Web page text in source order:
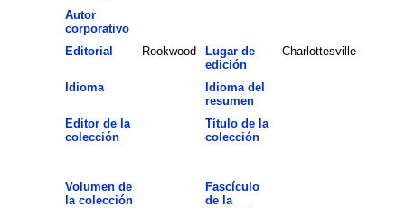
Autor
corporativo
Editorial
Rookwood
Lugar de
edición
Charlottesville
Idioma
Idioma del
resumen
Editor de la
colección
Título de la
colección
Volumen de
la colección
Fascículo
de la